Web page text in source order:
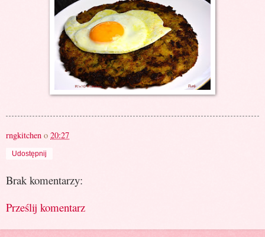
rngkitchen o 20:27
Udostępnij
Brak komentarzy:
Prześlij komentarz